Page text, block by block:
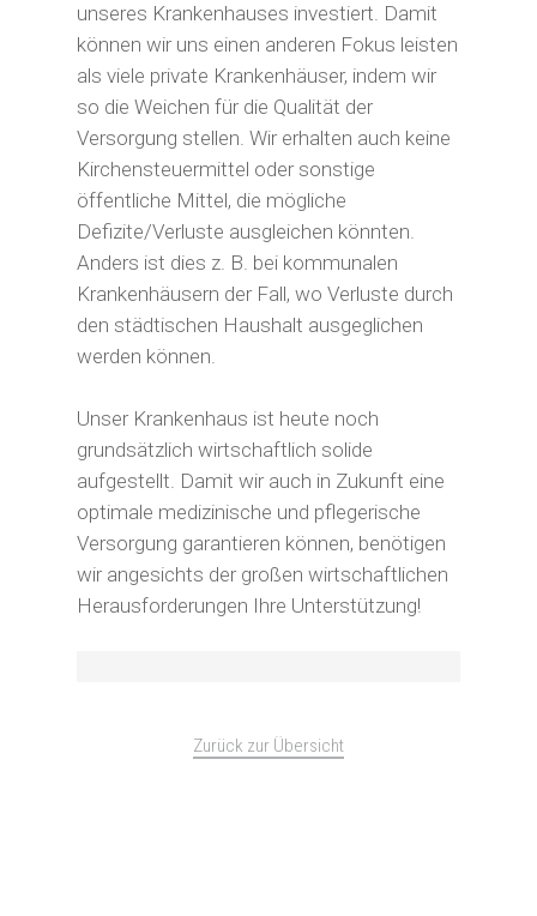
unseres Krankenhauses investiert. Damit
können wir uns einen anderen Fokus leisten
als viele private Krankenhäuser, indem wir
so die Weichen für die Qualität der
Versorgung stellen. Wir erhalten auch keine
Kirchensteuermittel oder sonstige
öffentliche Mittel, die mögliche
Defizite/Verluste ausgleichen könnten.
Anders ist dies z. B. bei kommunalen
Krankenhäusern der Fall, wo Verluste durch
den städtischen Haushalt ausgeglichen
werden können.
Unser Krankenhaus ist heute noch
grundsätzlich wirtschaftlich solide
aufgestellt. Damit wir auch in Zukunft eine
optimale medizinische und pflegerische
Versorgung garantieren können, benötigen
wir angesichts der großen wirtschaftlichen
Herausforderungen Ihre Unterstützung!
Zurück zur Übersicht